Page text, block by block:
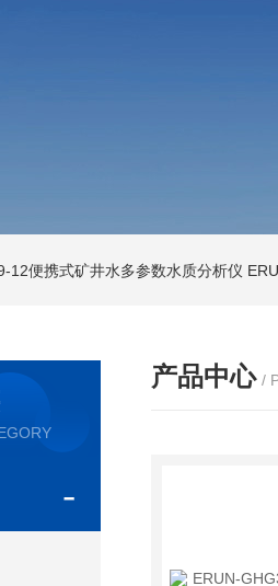
12便携式矿井水多参数水质分析仪
产品中心 /